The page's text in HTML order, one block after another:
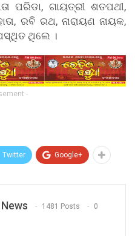
ପରିଡା, ଗାୟତ୍ରୀ ଶତପଥୀ,
ରବି ରଥ, ନାରାୟଣ ନାୟକ,
ଥିଲେ ।
-
Twitter Google+
1481 Posts 0